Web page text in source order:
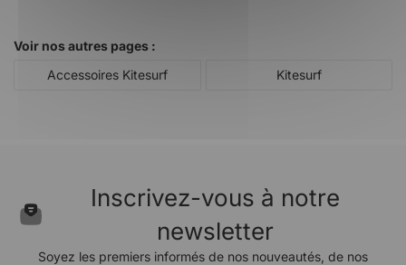
Voir nos autres pages :
Accessoires Kitesurf
Kitesurf
Inscrivez-vous à notre
newsletter
Soyez les premiers informés de nos nouveautés, de nos